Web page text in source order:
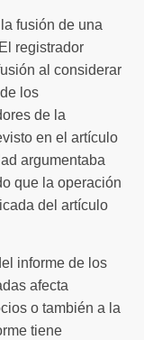
fusión de una
registrador
al considerar
los
de la
en el artículo
argumentaba
que la operación
del artículo
informe de los
afecta
o también a la
tiene